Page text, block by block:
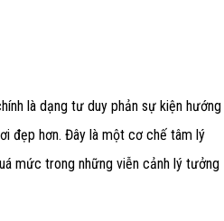
là dạng tư duy phản sự kiện hướng
đẹp hơn. Đây là một cơ chế tâm lý
mức trong những viễn cảnh lý tưởng